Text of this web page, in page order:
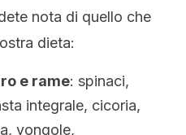
nota di quello che
dieta:
e rame: spinaci,
integrale, cicoria,
vongole,